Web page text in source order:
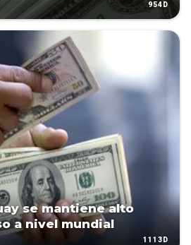
954D
se mantiene alto
a nivel mundial
1113D